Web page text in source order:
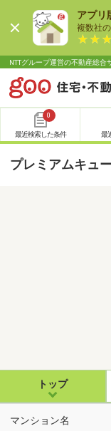
アプリ
複数社
NTTグループ運営の不動産総合
0
最近検索した条件 最
プレミアムキュ
トップ
マンション名